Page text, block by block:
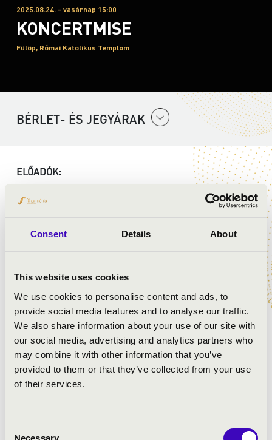
Consent Details About
This website uses cookies
We use cookies to personalise content and ads, to
provide social media features and to analyse our traffic.
We also share information about your use of our site with
our social media, advertising and analytics partners who
may combine it with other information that you’ve
provided to them or that they’ve collected from your use
of their services.
Necessary
2025.08.24. - vasárnap 15:00
KONCERTMISE
Fülöp, Római Katolikus Templom
BÉRLET- ÉS JEGYÁRAK
ELŐADÓK:
Szent Gellért Együttes
Mozart: G-dúr mise, K140
Mozart: Laudate Dominum, K339
Mozart: Exultate Jubilate - Alleluja